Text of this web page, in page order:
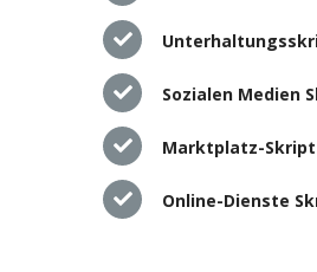
Sozialen Medien
Marktplatz-Skript
Online-Dienste